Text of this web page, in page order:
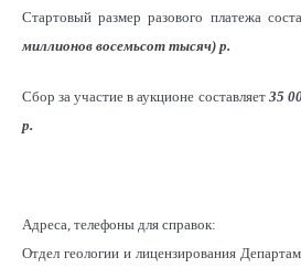
Стартовый размер разового платежа
миллионов восемьсот тысяч) р.
Сбор за участие в аукционе составляет 35
р.
Адреса, телефоны для справок:
Отдел геологии и лицензирования